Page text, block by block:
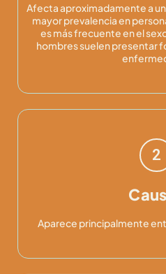
Afecta aproximadamente a
mayor prevalencia en
es más frecuente en el
hombres suelen presentar
2
Aparece principalmente